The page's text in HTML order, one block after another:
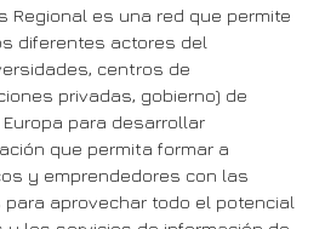
Regional es una red que permite
diferentes actores del
centros de
privadas, gobierno) de
para desarrollar
que permita formar a
y emprendedores con las
aprovechar todo el potencial